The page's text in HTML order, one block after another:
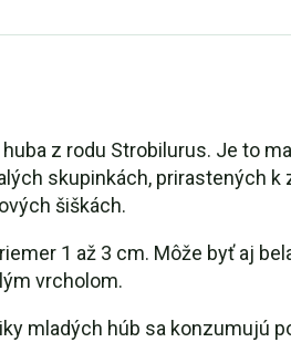
z rodu Strobilurus. Je to
skupinkách, prirastených
šiškách.
1 až 3 cm. Môže byť aj
vrcholom.
mladých húb sa konzumujú